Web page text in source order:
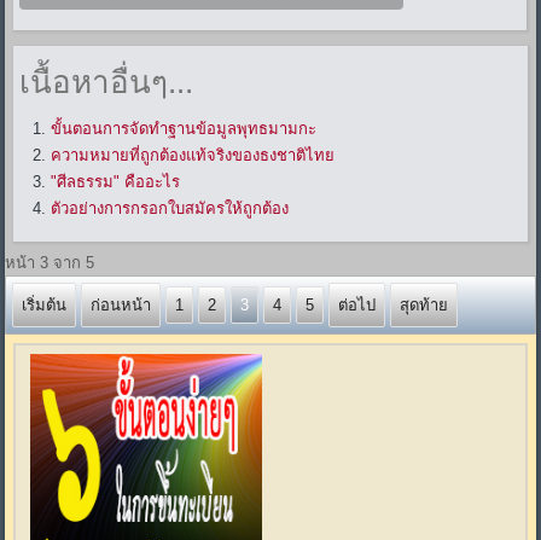
เนื้อหาอื่นๆ...
ขั้นตอนการจัดทำฐานข้อมูลพุทธมามกะ
ความหมายที่ถูกต้องแท้จริงของธงชาติไทย
"ศีลธรรม" คืออะไร
ตัวอย่างการกรอกใบสมัครให้ถูกต้อง
หน้า 3 จาก 5
เริ่มต้น ก่อนหน้า 1 2 3 4 5 ต่อไป สุดท้าย